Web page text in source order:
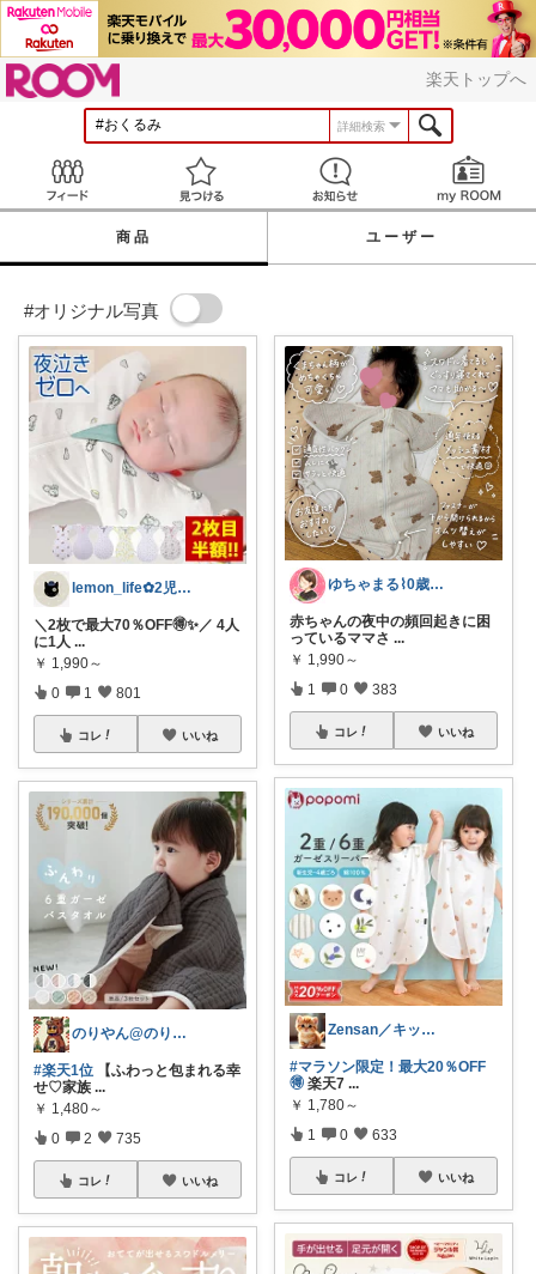
楽天トップへ
詳細検索
見つける お知らせ
商品 ユーザー
#オリジナル写真
lemon_life✿2児ママ
＼2枚で最大70％OFF🉐✨／ 4人
に1人 ...
￥ 1,990～
0 1 801
コレ いいね
のりやん@のりやんフィギュアを探せ開催中
#楽天1位 【ふわっと包まれる幸
せ♡家族 ...
￥ 1,480～
0 2 735
コレ いいね
ゆちゃまる⌇ 0歳ベビーとママ楽グッズ
赤ちゃんの夜中の頻回起きに困
っているママさ ...
￥ 1,990～
1 0 383
コレ いいね
Zensan／キッズ☆ベビーROOM
#マラソン限定！最大20％OFF
🉐 楽天7 ...
￥ 1,780～
1 0 633
コレ いいね